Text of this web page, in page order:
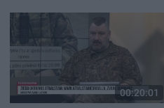
00:20:01